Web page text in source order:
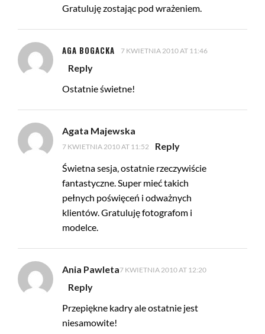
Gratuluję zostając pod wrażeniem.
AGA BOGACKA 7 KWIETNIA 2010 AT 11:46
Reply
Ostatnie świetne!
Agata Majewska
7 KWIETNIA 2010 AT 11:52
Reply
Świetna sesja, ostatnie rzeczywiście
fantastyczne. Super mieć takich
pełnych poświęceń i odważnych
klientów. Gratuluję fotografom i
modelce.
Ania Pawleta7 KWIETNIA 2010 AT 12:20
Reply
Przepiękne kadry ale ostatnie jest
niesamowite!